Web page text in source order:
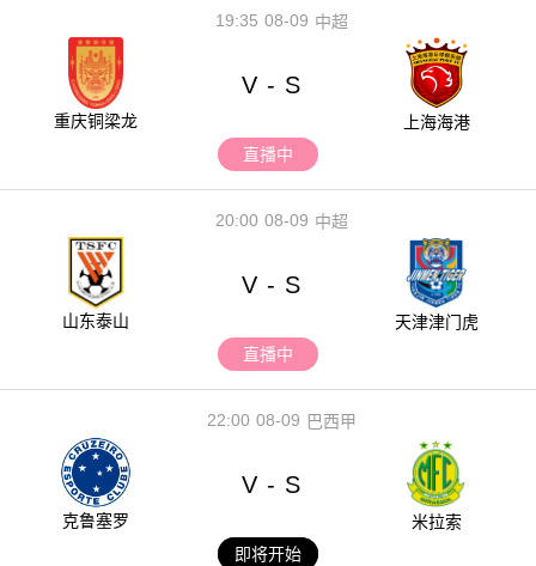
08-09
19:35 中超
重庆铜梁龙
V - S
上海海港
直播中
08-09
20:00 中超
山东泰山
V - S
天津津门虎
直播中
08-09
22:00 巴西甲
克鲁塞罗
V - S
米拉索
即将开始